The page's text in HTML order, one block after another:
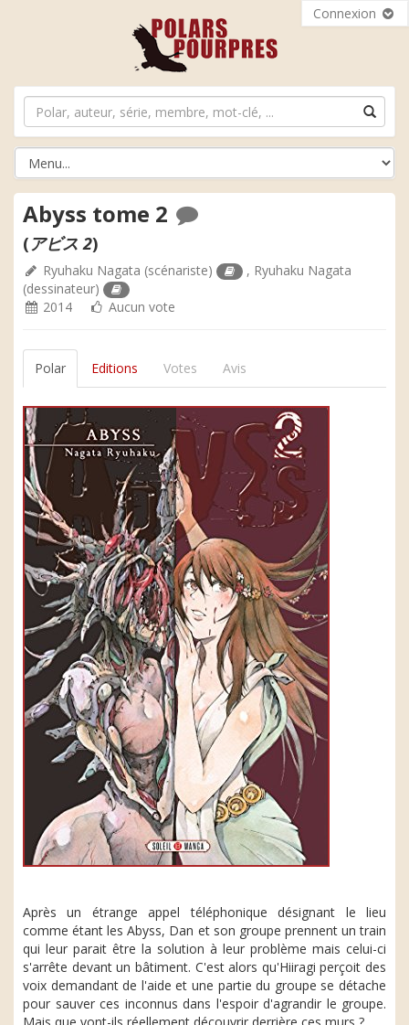
Connexion
Abyss tome 2
(アビス 2)
Ryuhaku Nagata (scénariste) , Ryuhaku Nagata
(dessinateur)
2014
Aucun vote
Polar Editions Votes Avis
Après un étrange appel téléphonique désignant le lieu
comme étant les Abyss, Dan et son groupe prennent un train
qui leur parait être la solution à leur problème mais celui-ci
s'arrête devant un bâtiment. C'est alors qu'Hiiragi perçoit des
voix demandant de l'aide et une partie du groupe se détache
pour sauver ces inconnus dans l'espoir d'agrandir le groupe.